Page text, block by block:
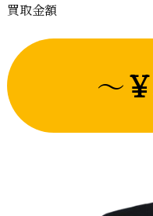
買取金額
～￥